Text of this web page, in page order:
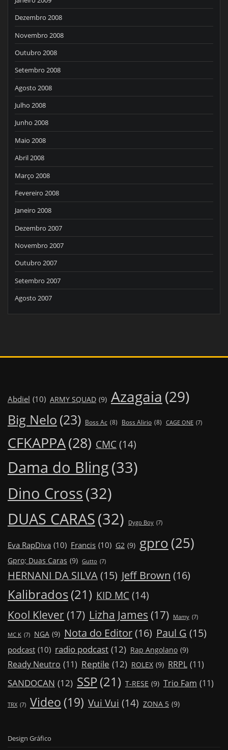
Dezembro 2008
Novembro 2008
Outubro 2008
Setembro 2008
Agosto 2008
Julho 2008
Junho 2008
Maio 2008
Abril 2008
Março 2008
Fevereiro 2008
Janeiro 2008
Dezembro 2007
Novembro 2007
Outubro 2007
Setembro 2007
Agosto 2007
Abdiel (10) ARMY SQUAD (9) Azagaia (29)
Big Nelo (23) Boss Ac (8) Boss Alirio (8) CAGE ONE (7)
CFKAPPA(28) CMC (14)
Dama do Bling(33)
Dino Cross(32)
DUAS CARAS(32) Dygo Boy (7)
Eva RapDiva (10) Francis (10) G2 (9) gpro(25)
Gpro; Duas Caras (9) Gutto (7)
HERNANI DA SILVA(15) Jeff Brown (16)
Kalibrados(21) KID MC (14)
Kool Klever (17) Lizha James (17) Mamy (7)
MC K (7) NGA (9) Nota do Editor(16) Paul G (15)
podcast (10) radio podcast (12) Rap Angolano (9)
Ready Neutro (11) Reptile (12) ROLEX (9) RRPL (11)
SANDOCAN (12) SSP(21) T-RESE (9) Trio Fam (11)
TRX (7) Video (19) Vui Vui (14) ZONA 5 (9)
Design Gráfico